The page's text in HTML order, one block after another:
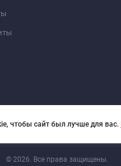
© 2026. Все права защищены.
чтобы сайт был лучше для вас.